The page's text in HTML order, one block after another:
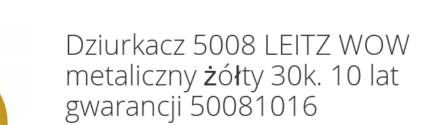
Dziurkacz 5008 LEITZ WOW
metaliczny żółty 30k. 10 lat
gwarancji 50081016